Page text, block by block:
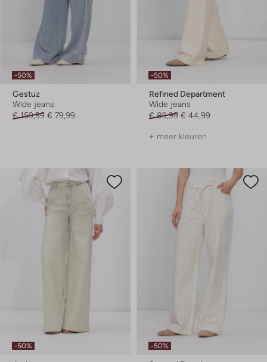
-50%
Gestuz
Wide jeans
€ 159,99 € 79,99
-50%
Refined Department
Wide jeans
€ 89,99 € 44,99
+ meer kleuren
-50% -50%